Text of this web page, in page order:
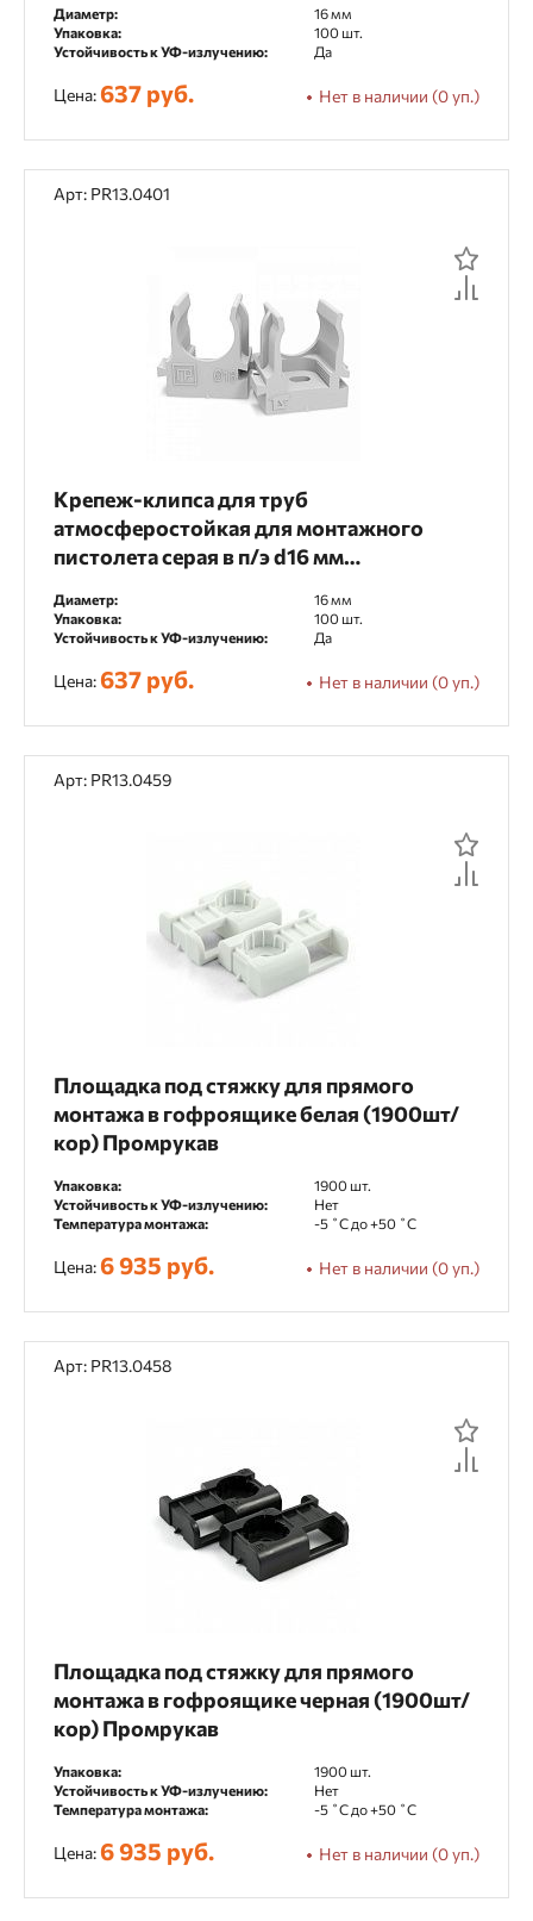
Диаметр:
16 мм
Упаковка:
100 шт.
Устойчивость к УФ-излучению:
Да
Цена: 637 руб. Нет в наличии (0 уп.)
Арт: PR13.0401
Крепеж-клипса для труб
атмосферостойкая для монтажного
пистолета серая в п/э d16 мм
Диаметр:
16 мм
Упаковка:
100 шт.
Устойчивость к УФ-излучению:
Да
Цена: 637 руб. Нет в наличии (0 уп.)
Арт: PR13.0459
Площадка под стяжку для прямого
монтажа в гофроящике белая (1900шт/
кор) Промрукав
Упаковка:
1900 шт.
Устойчивость к УФ-излучению:
Нет
Температура монтажа:
-5 ˚С до +50 ˚С
Цена: 6 935 руб. Нет в наличии (0 уп.)
Арт: PR13.0458
Площадка под стяжку для прямого
монтажа в гофроящике черная (1900шт/
кор) Промрукав
Упаковка:
1900 шт.
Устойчивость к УФ-излучению:
Нет
Температура монтажа:
-5 ˚С до +50 ˚С
Цена: 6 935 руб. Нет в наличии (0 уп.)